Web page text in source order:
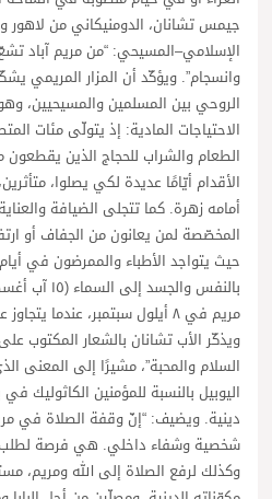
جيمس تشانان، الدومنيكاني من لاهور
الإسلامي–المسيحي: “من مريم آباد
وانسجام”. ويؤكّد أن المزار المريمي
الروحي بين المسلمين والمسيحيين،
الاحتياجات المادية: إذ يتولّى مئات
الطعام والشراب للحجاج الذين
الأقدام أيّامًا عديدة لكي يصلوا،
أمامه زهرة. كما تتجلى الضيافة
المخصّصة لمن يعانون من الجفاف أو
حيث يتواجد الأطباء والممرضون في
بالنفس
مريم في ٨ أيلول سبتمبر، عندما يتجاوز عدد الحجاج ٤٠٠ ألف شخص.
ويذكّر الأب تشانان بالشعار المكتوب
السلام والمحبة”، مشيرًا إلى المعنى
اليوبيل بالنسبة للمؤمنين الكاثوليك
دينية. ويضيف: “إنّ وقفة الصلاة في
شخصية وشفاء داخلي. هي فرصة لطلب
وكذلك لرفع الصلاة إلى الله ومريم،